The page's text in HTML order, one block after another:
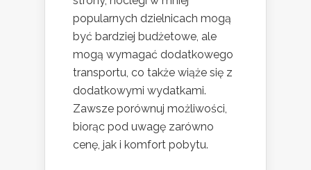
popularnych dzielnicach mogą
być bardziej budżetowe, ale
mogą wymagać dodatkowego
transportu, co także wiąże się z
dodatkowymi wydatkami.
Zawsze porównuj możliwości,
biorąc pod uwagę zarówno
cenę, jak i komfort pobytu.